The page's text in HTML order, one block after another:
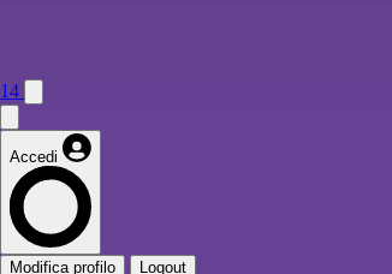
14
Accedi
Modifica profilo Logout